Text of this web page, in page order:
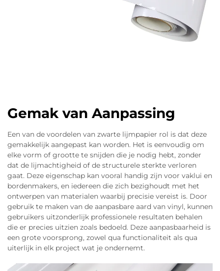
Gemak van Aanpassing
Een van de voordelen van zwarte lijmpapier rol is dat deze
gemakkelijk aangepast kan worden. Het is eenvoudig om
elke vorm of grootte te snijden die je nodig hebt, zonder
dat de lijmachtigheid of de structurele sterkte verloren
gaat. Deze eigenschap kan vooral handig zijn voor vaklui en
bordenmakers, en iedereen die zich bezighoudt met het
ontwerpen van materialen waarbij precisie vereist is. Door
gebruik te maken van de aanpasbare aard van vinyl, kunnen
gebruikers uitzonderlijk professionele resultaten behalen
die er precies uitzien zoals bedoeld. Deze aanpasbaarheid is
een grote voorsprong, zowel qua functionaliteit als qua
uiterlijk in elk project wat je ondernemt.